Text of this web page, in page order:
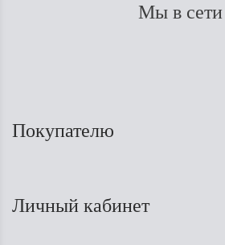
Мы в сети
Покупателю
Личный кабинет